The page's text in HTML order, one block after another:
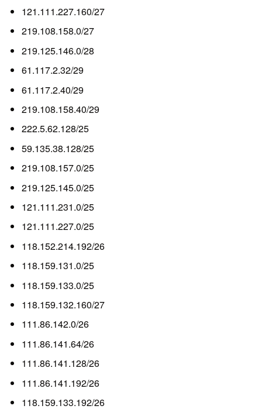
121.111.227.160/27
219.108.158.0/27
219.125.146.0/28
61.117.2.32/29
61.117.2.40/29
219.108.158.40/29
222.5.62.128/25
59.135.38.128/25
219.108.157.0/25
219.125.145.0/25
121.111.231.0/25
121.111.227.0/25
118.152.214.192/26
118.159.131.0/25
118.159.133.0/25
118.159.132.160/27
111.86.142.0/26
111.86.141.64/26
111.86.141.128/26
111.86.141.192/26
118.159.133.192/26